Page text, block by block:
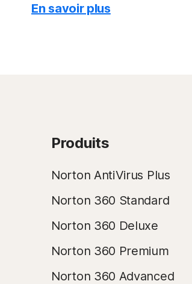
En savoir plus
Produits
Norton AntiVirus Plus
Norton 360 Standard
Norton 360 Deluxe
Norton 360 Premium
Norton 360 Advanced